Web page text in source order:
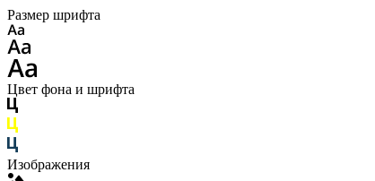
Размер шрифта
Цвет фона и шрифта
Изображения